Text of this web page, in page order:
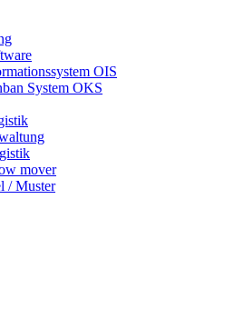
OIS
System OKS
mover
/ Muster